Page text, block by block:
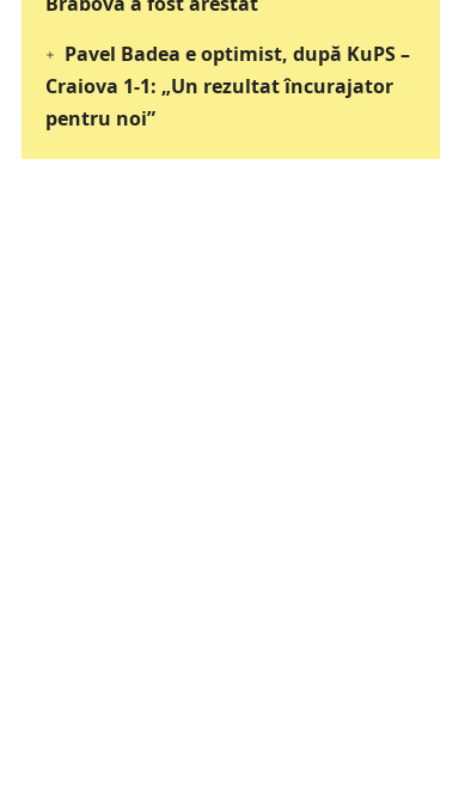
Pavel Badea e optimist, după KuPS –
Craiova 1-1: „Un rezultat încurajator
pentru noi”